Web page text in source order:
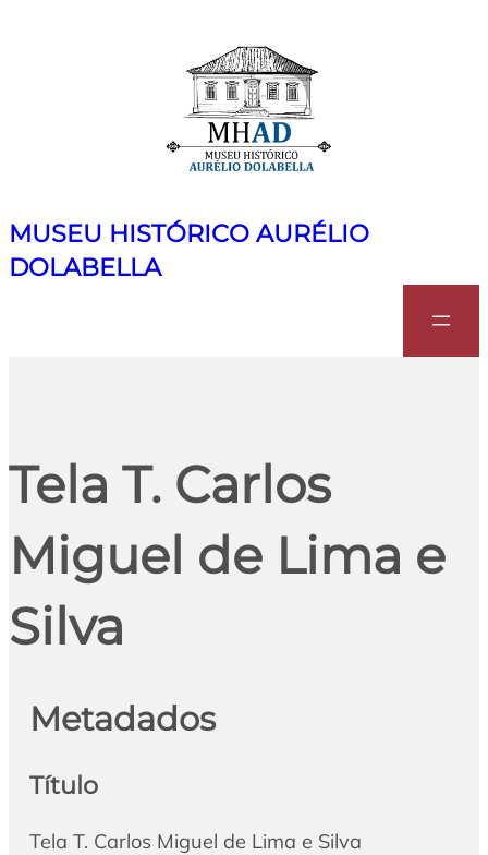
MUSEU HISTÓRICO AURÉLIO
DOLABELLA
Tela T. Carlos
Miguel de Lima e
Silva
Metadados
Título
Tela T. Carlos Miguel de Lima e Silva